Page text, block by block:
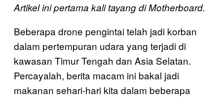
Artikel ini pertama kali tayang di Motherboard.
Beberapa drone pengintai telah jadi korban
dalam pertempuran udara yang terjadi di
kawasan Timur Tengah dan Asia Selatan.
Percayalah, berita macam ini bakal jadi
makanan sehari-hari kita dalam beberapa